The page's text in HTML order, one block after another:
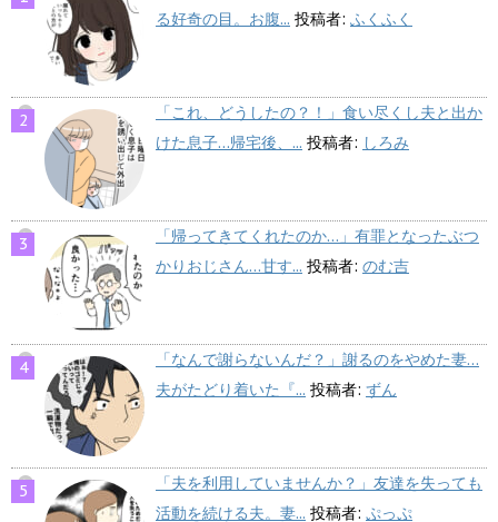
る好奇の目。お腹... 投稿者: ふくふく
「これ、どうしたの？！」食い尽くし夫と出か
けた息子…帰宅後、... 投稿者: しろみ
「帰ってきてくれたのか…」有罪となったぶつ
かりおじさん…甘す... 投稿者: のむ吉
「なんで謝らないんだ？」謝るのをやめた妻…
夫がたどり着いた『... 投稿者: ずん
「夫を利用していませんか？」友達を失っても
活動を続ける夫。妻... 投稿者: ぷっぷ